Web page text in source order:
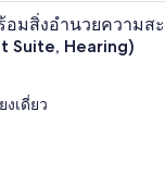
เครื่องชงกาแฟ/ชา,
อมสิ่งอำนวยความส
Suite, Hearing)
งเดี่ยว